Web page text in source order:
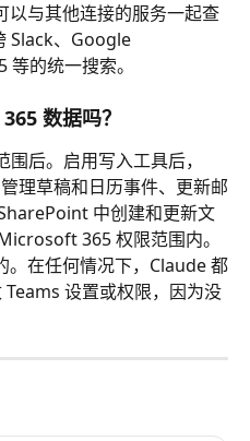
以与其他连接的服务一起查
Slack、Google
的统一搜索。
数据吗？
后。启用写入工具后，
理草稿和日历事件、更新邮
中创建和更新文
365 权限范围内。
。在任何情况下，Claude 都
设置或权限，因为没